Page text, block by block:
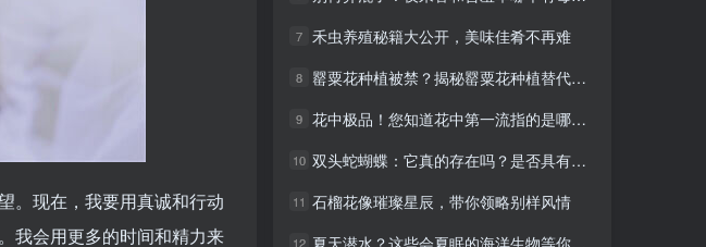
。现在，我要用真诚和行动
我会用更多的时间和精力来
7 禾虫养殖秘籍大公开，美味佳肴不再难
8 罂粟花种植被禁？揭秘罂粟花种植替代方法！
9 花中极品！您知道花中第一流指的是哪种花吗？
10 双头蛇蝴蝶：它真的存在吗？是否具有毒性？
11 石榴花像璀璨星辰，带你领略别样风情
12 夏天潜水？这些会夏眠的海洋生物等你探索！
7 禾虫养殖秘籍大公开，美味佳肴不再难
8 罂粟花种植被禁？揭秘罂粟花种植替代方法！
9 花中极品！您知道花中第一流指的是哪种花吗？
10 双头蛇蝴蝶：它真的存在吗？是否具有毒性？
11 石榴花像璀璨星辰，带你领略别样风情
12 夏天潜水？这些会夏眠的海洋生物等你探索！